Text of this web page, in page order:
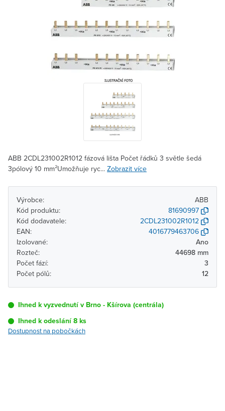
ABB 2CDL231002R1012 fázová lišta Počet řádků 3 světle šedá
3pólový 10 mm²Umožňuje ryc... Zobrazit více
Výrobce:
ABB
Kód produktu:
81690997
Kód dodavatele:
2CDL231002R1012
EAN:
4016779463706
Izolované:
Ano
Rozteč:
44698 mm
Počet fází:
3
Počet pólů:
12
Ihned k vyzvednutí v Brno - Kšírova (centrála)
Ihned k odeslání 8 ks
Dostupnost na pobočkách